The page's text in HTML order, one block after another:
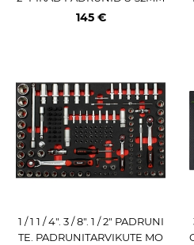
TRIUMF
145 €
1 / 1 1 / 4". 3 / 8". 1 / 2" PADRUNI
TE. PADRUNITARVIKUTE MO